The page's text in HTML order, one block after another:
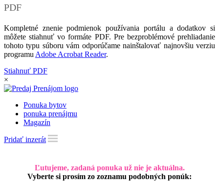
PDF
Kompletné znenie podmienok používania portálu a dodatkov si
môžete stiahnuť vo formáte PDF. Pre bezproblémové prehliadanie
tohoto typu súboru vám odporúčame nainštalovať najnovšiu verziu
programu Adobe Acrobat Reader.
Stiahnuť PDF
×
Ponuka bytov
ponuka prenájmu
Magazín
Pridať inzerát
Ľutujeme, zadaná ponuka už nie je aktuálna.
Vyberte si prosím zo zoznamu podobných ponúk: